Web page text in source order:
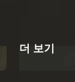
더 보기